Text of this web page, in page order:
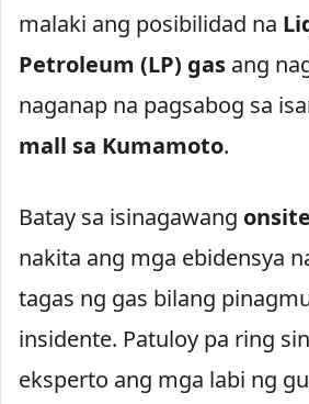
malaki ang posibilidad na
Petroleum (LP) gas ang
naganap na pagsabog sa
mall sa Kumamoto.
Batay sa isinagawang
nakita ang mga ebidensya
tagas ng gas bilang
insidente. Patuloy pa ring
eksperto ang mga labi ng